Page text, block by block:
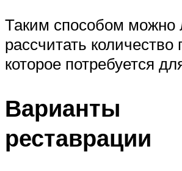
Таким способом можно
рассчитать количество
которое потребуется
Варианты
реставрации